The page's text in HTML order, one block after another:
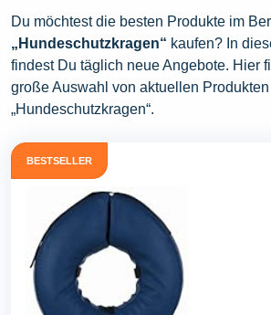
Du möchtest die besten Produkte im
„Hundeschutzkragen“ kaufen? In
findest Du täglich neue Angebote. Hier
große Auswahl von aktuellen
„Hundeschutzkragen“.
BESTSELLER